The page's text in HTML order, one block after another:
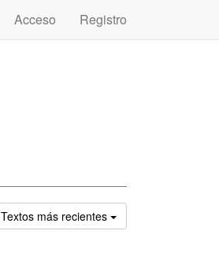
Acceso
Registro
Textos más recientes Ordenar